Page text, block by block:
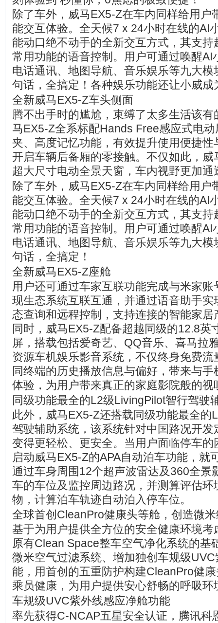
除了车外，威马EX5-Z在车内同样给用户
能交互体验。全天候7 x 24小时在线的AI
能动口绝不动手的全新交互方式，其支
常用功能的语音控制。用户可通过唤醒AI
电话通讯、地图导航、音乐娱乐等九大
句话，全搞定！各种娱乐功能还让小威成
全新威马EX5-Z车头侧面
腾不出手时的尴尬，束缚了太多生活该
马EX5-Z全系标配Hands Free感应式电
夹、高度记忆功能，有效提升使用便捷性
开启车辆后备厢的零接触。不仅如此，
超大尺寸电动全景天窗，车内视野更加通
除了车外，威马EX5-Z在车内同样给用户
能交互体验。全天候7 x 24小时在线的AI
能动口绝不动手的全新交互方式，其支
常用功能的语音控制。用户可通过唤醒AI
电话通讯、地图导航、音乐娱乐等九大
句话，全搞定！
全新威马EX5-Z座舱
用户还可通过车家互联功能完成与米家
现生态系统互联互通，并通过语音助手实
态查询和远程控制，支持连接的智能家
同时，威马EX5-Z配备超越同级的12.8英
屏，搭载包括爱奇艺、QQ音乐、喜马拉
资源车机娱乐影音系统，不仅终身免费
同终端的历史播放信息与偏好，带来与
体验，为用户带来真正的家庭影院般的视
同级功能最全的L2级LivingPilot智行驾驶
此外，威马EX5-Z还搭载同级功能最全的
驾驶辅助系统，该系统针对中国路况开发
变得更轻松、更安全。当用户面临停车的
启动威马EX5-Z的APA自动泊车功能，就
通过车身周围12个超声波雷达及360全景
车的车位及监控周边路况，并测算评估环
物，计算泊车轨迹自动泊入停车位。
全球首创CleanPro健康头等舱，创造微
基于为用户提供全方位的安全健康环境
原有Clean Space整车空气净化系统的基
微米空气过滤系统、增加独创车规级
能，用首创的五重防护构建CleanPro健
乘员健康，为用户提供安心舒畅的呼吸环
车规级UVC紫外线感应净舱功能
率先获得C-NCAP五星安全认证，腾讯科